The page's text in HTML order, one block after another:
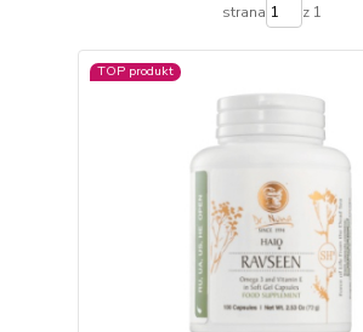
strana z 1
TOP produkt